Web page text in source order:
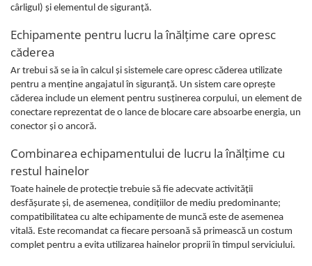
îmbrăcăminte bucătari
îmbrăcăminte de lucru
înaltă vizibilitate hi-vis
Combinezoane
Hanorace
Jachete
Pantaloni
Salopetă cu pieptar
Tricouri
Veste
Încălțăminte
Bocanci
Cizme
cârligul) şi elementul de siguranţă.
Echipamente pentru lucru la înălţime care opresc
căderea
Ar trebui să se ia în calcul şi sistemele care opresc căderea utilizate
pentru a menţine angajatul în siguranţă. Un sistem care opreşte
căderea include un element pentru susţinerea corpului, un element de
conectare reprezentat de o lance de blocare care absoarbe energia, un
conector şi o ancoră.
Combinarea echipamentului de lucru la înălţime cu
restul hainelor
Toate hainele de protecţie trebuie să fie adecvate activităţii
desfăşurate şi, de asemenea, condiţiilor de mediu predominante;
compatibilitatea cu alte echipamente de muncă este de asemenea
vitală. Este recomandat ca fiecare persoană să primească un costum
complet pentru a evita utilizarea hainelor proprii în timpul serviciului.